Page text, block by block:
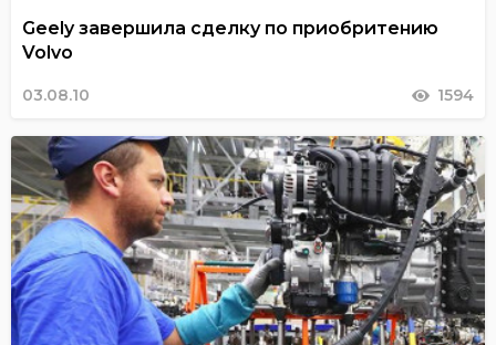
Geely завершила сделку по приобритению
Volvo
03.08.10 1594